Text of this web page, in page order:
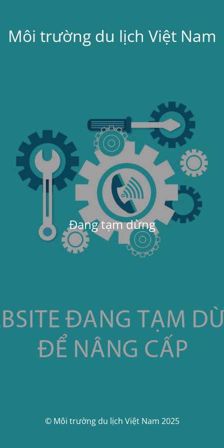
Môi trường du lịch Việt Nam
Đang tạm dừng
© Môi trường du lịch Việt Nam 2025